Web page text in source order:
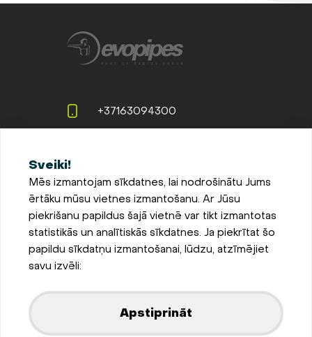
Sveiki!
Mēs izmantojam sīkdatnes, lai nodrošinātu Jums
ērtāku mūsu vietnes izmantošanu. Ar Jūsu
piekrišanu papildus šajā vietnē var tikt izmantotas
statistikās un analītiskās sīkdatnes. Ja piekrītat šo
papildu sīkdatņu izmantošanai, lūdzu, atzīmējiet
savu izvēli:
Apstiprināt
+37163094300
LV-3002, Latvija
Pieteikties jaunumiem
Sīkdatņu iestatījumi
Privātuma un sīkdatņu